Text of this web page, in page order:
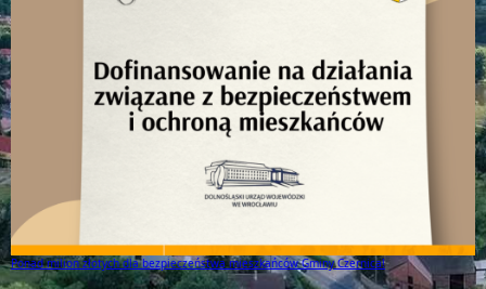
Ponad milion złotych dla bezpieczeństwa mieszkańców Gminy Czernica!